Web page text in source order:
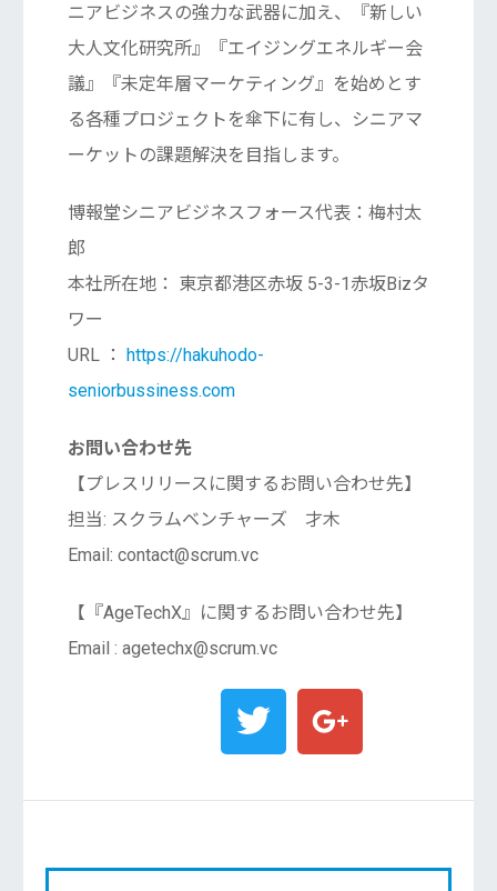
ニアビジネスの強力な武器に加え、『新しい
大人文化研究所』『エイジングエネルギー会
議』『未定年層マーケティング』を始めとす
る各種プロジェクトを傘下に有し、シニアマ
ーケットの課題解決を目指します。
博報堂シニアビジネスフォース代表：梅村太
郎
本社所在地： 東京都港区赤坂 5-3-1赤坂Bizタ
ワー
URL ：
https://hakuhodo-
seniorbussiness.com
お問い合わせ先
【プレスリリースに関するお問い合わせ先】
担当: スクラムベンチャーズ 才木
Email: contact@scrum.vc
【『AgeTechX』に関するお問い合わせ先】
Email : agetechx@scrum.vc